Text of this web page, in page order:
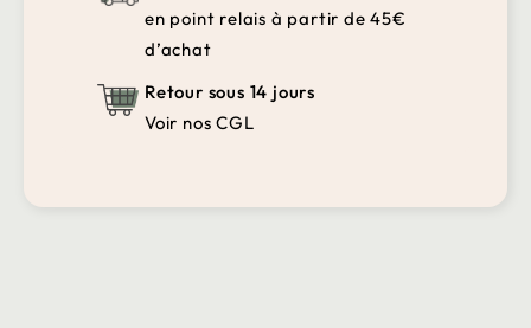
en point relais à partir de 45€
d’achat
Retour sous 14 jours
Voir nos CGL